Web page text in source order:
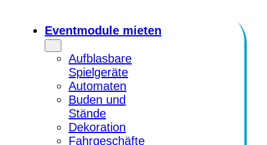
Eventmodule mieten
Aufblasbare
Spielgeräte
Automaten
Buden und
Stände
Dekoration
Fahrgeschäfte